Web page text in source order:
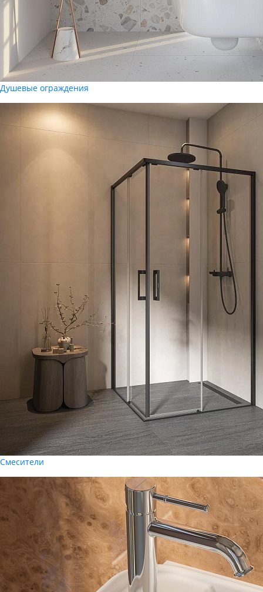
Душевые ограждения
Смесители